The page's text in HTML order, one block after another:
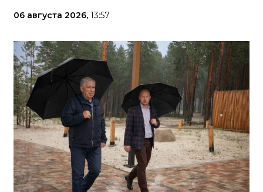
06 августа 2026, 13:57